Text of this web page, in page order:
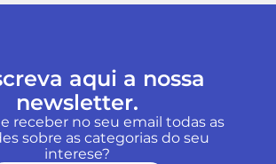
aqui a nossa
newsletter.
receber no seu email todas as
sobre as categorias do seu
interese?